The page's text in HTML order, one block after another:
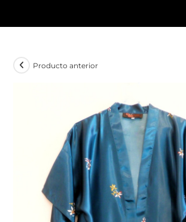
Producto anterior